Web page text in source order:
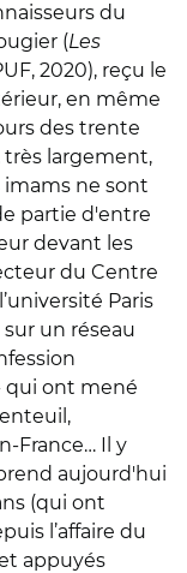
du
(Les
2020), reçu le
en même
des trente
très largement,
imams ne sont
partie d'entre
devant les
du Centre
Paris
un réseau
qui ont mené
France… Il y
aujourd'hui
(qui ont
l’affaire du
appuyés